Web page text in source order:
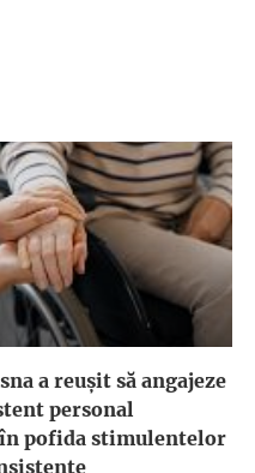
a reuşit să angajeze
personal
pofida stimulentelor